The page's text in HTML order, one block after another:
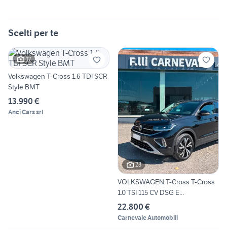
Scelti per te
17
Volkswagen T-Cross 1.6 TDI SCR
Style BMT
13.990 €
Anci Cars srl
23
VOLKSWAGEN T-Cross T-Cross
1.0 TSI 115 CV DSG E...
22.800 €
Carnevale Automobili